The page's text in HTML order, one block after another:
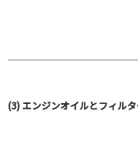
(3) エンジンオイルとフィル